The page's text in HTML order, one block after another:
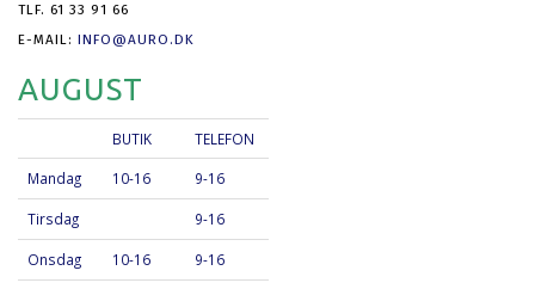
TLF. 61 33 91 66
E-MAIL: INFO@AURO.DK
AUGUST
BUTIK TELEFON
Mandag 10-16 9-16
Tirsdag 9-16
Onsdag 10-16 9-16